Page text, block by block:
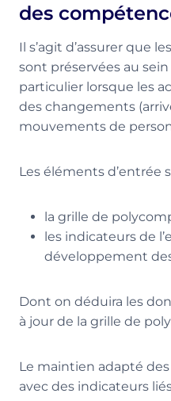
des
Il s’agit d’assurer que
sont préservées au sein
particulier lorsque les
des changements
mouvements de
Les éléments d’entrée
la grille de
les indicateurs de
développement
Dont on déduira les
à jour de la grille de
Le maintien adapté
avec des indicateurs